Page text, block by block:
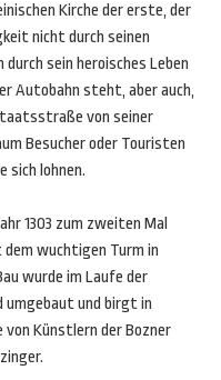
Kirche der erste, der
nicht durch seinen
sein heroisches Leben
Autobahn steht, aber auch,
von seiner
Besucher oder Touristen
sich lohnen.
1303 zum zweiten Mal
wuchtigen Turm in
wurde im Laufe der
umgebaut und birgt in
von Künstlern der Bozner